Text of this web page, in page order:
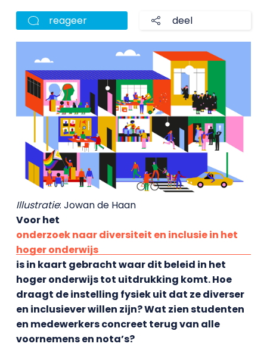
reageer deel
Illustratie: Jowan de Haan
Voor het
onderzoek naar diversiteit en inclusie in het
hoger onderwijs
is in kaart gebracht waar dit beleid in het
hoger onderwijs tot uitdrukking komt. Hoe
draagt de instelling fysiek uit dat ze diverser
en inclusiever willen zijn? Wat zien studenten
en medewerkers concreet terug van alle
voornemens en nota’s?